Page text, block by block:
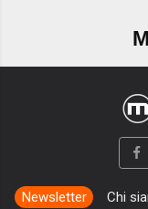
Newsletter Chi